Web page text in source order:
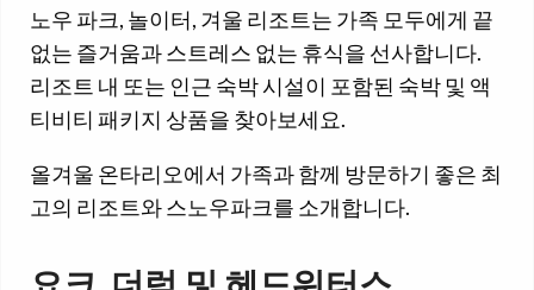
노우 파크, 놀이터, 겨울 리조트는 가족 모두에게 끝
없는 즐거움과 스트레스 없는 휴식을 선사합니다.
리조트 내 또는 인근 숙박 시설이 포함된 숙박 및 액
티비티 패키지 상품을 찾아보세요.
올겨울 온타리오에서 가족과 함께 방문하기 좋은 최
고의 리조트와 스노우파크를 소개합니다.